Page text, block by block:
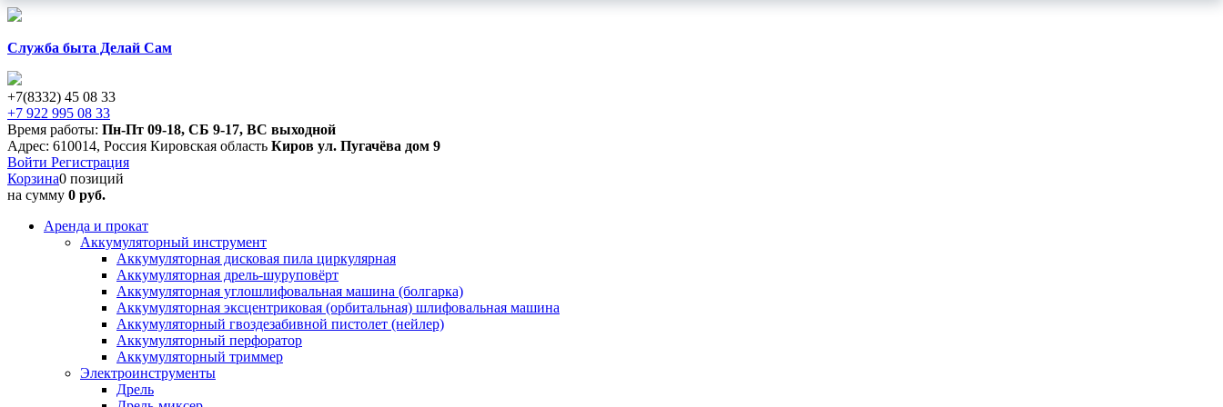
Служба быта Делай Сам
+7(8332) 45 08 33
+7 922 995 08 33
Время работы: Пн-Пт 09-18, СБ 9-17, ВС выходной
Адрес: 610014, Россия Кировская область Киров ул. Пугачёва дом 9
Войти Регистрация
Корзина0 позиций
на сумму 0 руб.
Аренда и прокат
Аккумуляторный инструмент
Аккумуляторная дисковая пила циркулярная
Аккумуляторная дрель-шуруповёрт
Аккумуляторная углошлифовальная машина (болгарка)
Аккумуляторная эксцентриковая (орбитальная) шлифовальная машина
Аккумуляторный гвоздезабивной пистолет (нейлер)
Аккумуляторный перфоратор
Аккумуляторный триммер
Электроинструменты
Дрель